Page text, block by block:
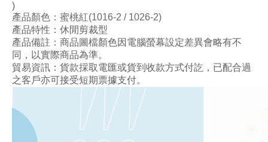
)
產品顏色 ： 蜜桃紅(1016-2 / 1026-2)
產品特性： 休閒剪裁型
產品備註：商品圖檔顏色因電腦螢幕設定差異會略有不
同，以實際商品為準。
貿易資訊：貨款採取電匯或貨到收款方式付訖，已配合過
之客戶亦可接受短期票據支付。